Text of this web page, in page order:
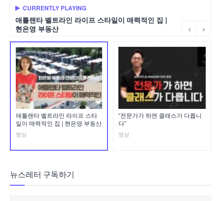
CURRENTLY PLAYING
애틀랜타 벨트라인 라이프 스타일이 매력적인 집 |
현은영 부동산
애틀랜타 벨트라인 라이프 스타
일이 매력적인 집 | 현은영 부동산
영상
“전문가가 하면 클래스가 다릅니
다”
영상
뉴스레터 구독하기